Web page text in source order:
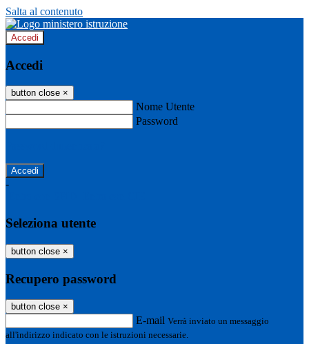
Salta al contenuto
Accedi
Accedi
button close ×
Nome Utente
Password
-
Seleziona utente
button close ×
Recupero password
button close ×
E-mail Verrà inviato un messaggio
all'indirizzo indicato con le istruzioni necessarie.